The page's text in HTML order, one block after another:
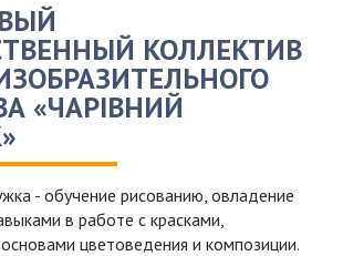
КОЛЛЕКТИВ
«ЧАРІВНИЙ
- обучение рисованию, овладение
в работе с красками,
цветоведения и композиции.